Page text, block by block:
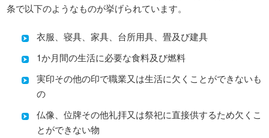
条で以下のようなものが挙げられています。
衣服、寝具、家具、台所用具、畳及び建具
1か月間の生活に必要な食料及び燃料
実印その他の印で職業又は生活に欠くことができないも
の
仏像、位牌その他礼拝又は祭祀に直接供するため欠くこ
とができない物